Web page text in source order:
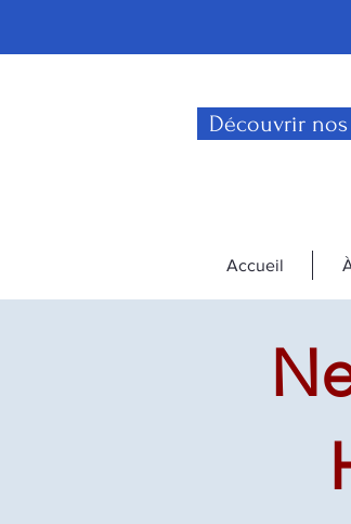
Découvrir
Accueil